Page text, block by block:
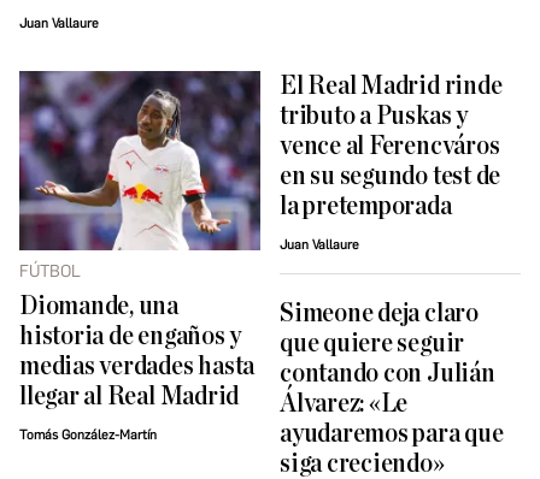
Juan Vallaure
FÚTBOL
Diomande, una
historia de engaños y
medias verdades hasta
llegar al Real Madrid
Tomás González-Martín
El Real Madrid rinde
tributo a Puskas y
vence al Ferencváros
en su segundo test de
la pretemporada
Juan Vallaure
Simeone deja claro
que quiere seguir
contando con Julián
Álvarez: «Le
ayudaremos para que
siga creciendo»